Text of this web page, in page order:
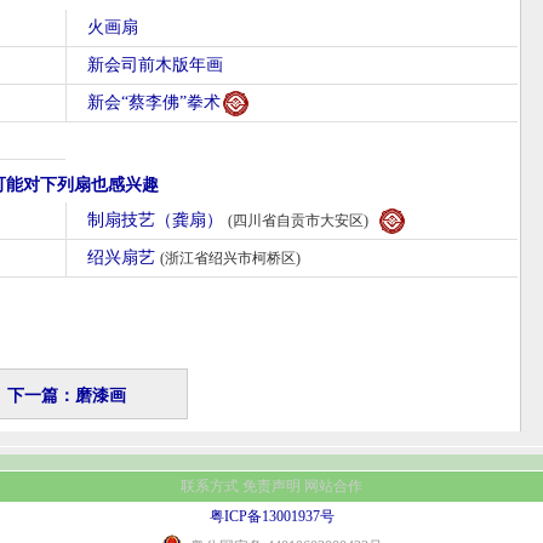
火画扇
新会司前木版年画
新会“蔡李佛”拳术
能对下列扇也感兴趣
制扇技艺（龚扇） (四川省自贡市大安区)
绍兴扇艺 (浙江省绍兴市柯桥区)
下一篇：磨漆画
联系方式 免责声明 网站合作
粤ICP备13001937号